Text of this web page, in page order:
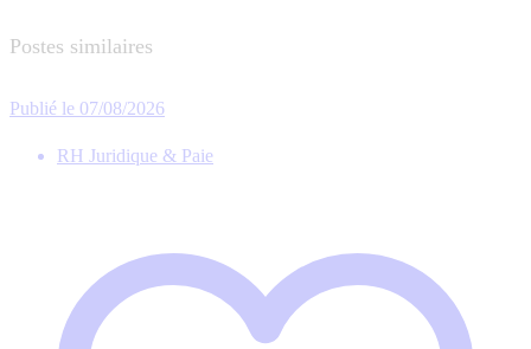
Postes similaires
Publié le 07/08/2026
RH Juridique & Paie